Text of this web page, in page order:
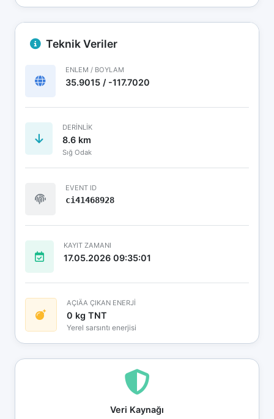
Teknik Veriler
ENLEM / BOYLAM
35.9015 / -117.7020
DERINLIK
8.6 km
Sığ Odak
EVENT ID
ci41468928
KAYIT ZAMANI
17.05.2026 09:35:01
AÇIÄA ÇIKAN ENERJİ
0 kg TNT
Yerel sarsıntı enerjisi
Veri Kaynağı